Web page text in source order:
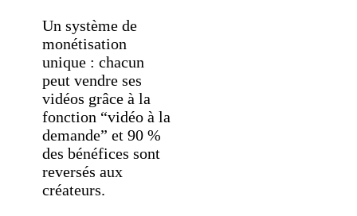
Un système de
monétisation
unique : chacun
peut vendre ses
vidéos grâce à la
fonction “vidéo à la
demande” et 90 %
des bénéfices sont
reversés aux
créateurs.